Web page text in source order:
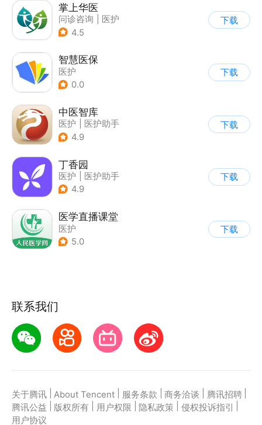
掌上华医
问诊咨询
医护
4.5
下载
智慧医保
医护
0.0
下载
中医智库
医护
医护助手
4.9
下载
丁香园
医护
医护助手
4.9
下载
医学直播课堂
医护
5.0
下载
联系我们
关于腾讯 About Tencent 服务条款 商务洽谈 腾讯招聘
腾讯公益
版权所有 用户权限 隐私政策 侵权投诉指引
用户协议